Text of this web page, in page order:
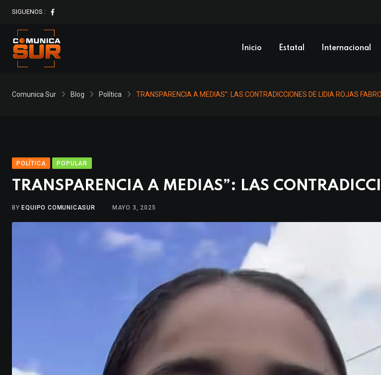
content
SIGUENOS :
Inicio Estatal Internacional
Comunica Sur Blog Política TRANSPARENCIA A MEDIAS”: LAS CONTRADICCIONES DE LIDIA ROJAS FABRO
POLÍTICA POPULAR
TRANSPARENCIA A MEDIAS”: LAS
BY EQUIPO COMUNICASUR MAYO 3, 2025